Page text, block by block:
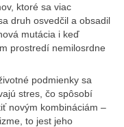
ktoré sa viac
druh osvedčil a obsadil
mutácia i keď
prostredí nemilosrdne
podmienky sa
stres, čo spôsobí
novým kombináciám –
to jest jeho